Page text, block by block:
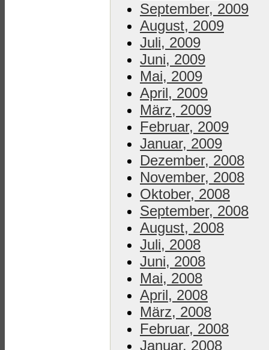
September, 2009
August, 2009
Juli, 2009
Juni, 2009
Mai, 2009
April, 2009
März, 2009
Februar, 2009
Januar, 2009
Dezember, 2008
November, 2008
Oktober, 2008
September, 2008
August, 2008
Juli, 2008
Juni, 2008
Mai, 2008
April, 2008
März, 2008
Februar, 2008
Januar, 2008